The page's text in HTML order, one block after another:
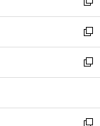
開
く
ウ
で
開
く
ィ
ン
ド
ウ
で
開
い
ウ
ィ
ン
ド
ウ
開
く
新
し
い
ウ
ィ
ン
ウ
で
新
し
い
ウ
ン
新
し
ウ